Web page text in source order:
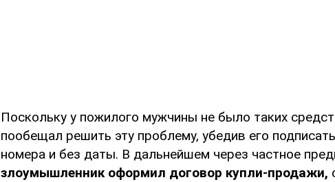
Поскольку у пожилого мужчины не было таких
пообещал решить эту проблему, убедив его
номера и без даты. В дальнейшем через частное
злоумышленник оформил договор купли-продажи,